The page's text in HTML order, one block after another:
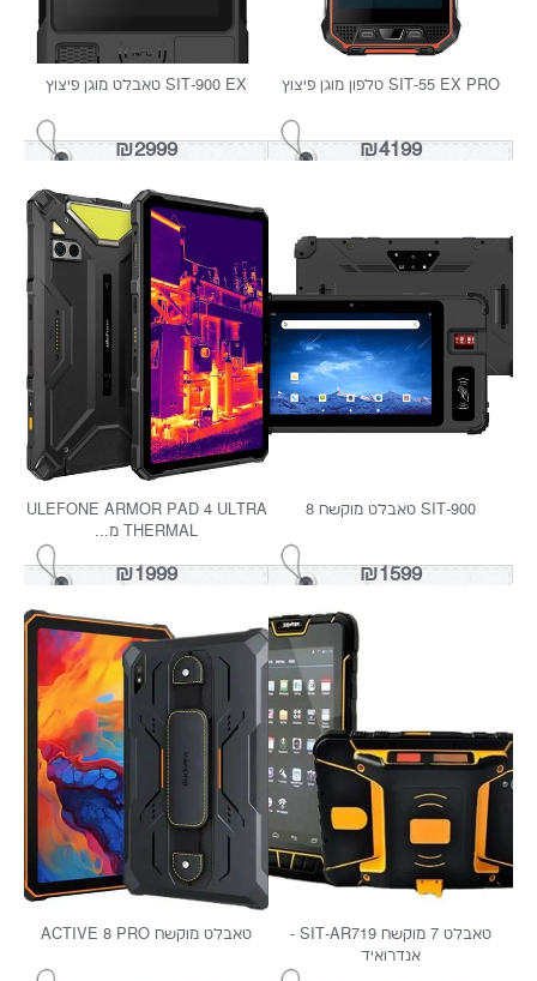
₪2299
₪1249
₪3999
SIT-45-M7 EX PRO טלפון מוגן פיצוץ
₪3500